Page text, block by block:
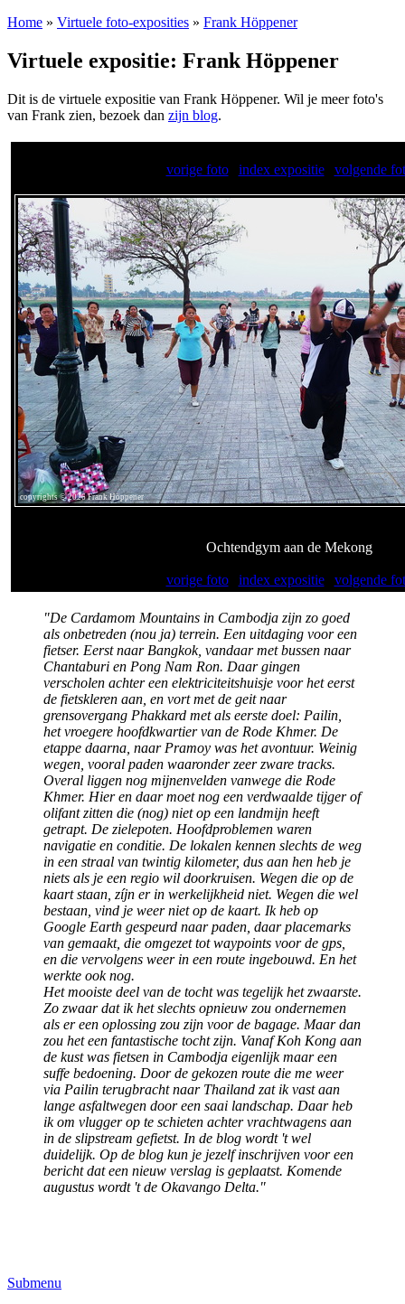
Home » Virtuele foto-exposities » Frank Höppener
Virtuele expositie: Frank Höppener
Dit is de virtuele expositie van Frank Höppener. Wil je meer foto's
van Frank zien, bezoek dan zijn blog.
vorige foto| index expositie| volgende
copyrights © 2026 Frank Höppener
Ochtendgym aan de Mekong
vorige foto| index expositie| volgende
"De Cardamom Mountains in Cambodja zijn zo goed
als onbetreden (nou ja) terrein. Een uitdaging voor een
fietser. Eerst naar Bangkok, vandaar met bussen naar
Chantaburi en Pong Nam Ron. Daar gingen
verscholen achter een elektriciteitshuisje voor het eerst
de fietskleren aan, en vort met de geit naar
grensovergang Phakkard met als eerste doel: Pailin,
het vroegere hoofdkwartier van de Rode Khmer. De
etappe daarna, naar Pramoy was het avontuur. Weinig
wegen, vooral paden waaronder zeer zware tracks.
Overal liggen nog mijnenvelden vanwege die Rode
Khmer. Hier en daar moet nog een verdwaalde tijger of
olifant zitten die (nog) niet op een landmijn heeft
getrapt. De zielepoten. Hoofdproblemen waren
navigatie en conditie. De lokalen kennen slechts de weg
in een straal van twintig kilometer, dus aan hen heb je
niets als je een regio wil doorkruisen. Wegen die op de
kaart staan, zíjn er in werkelijkheid niet. Wegen die wel
bestaan, vind je weer niet op de kaart. Ik heb op
Google Earth gespeurd naar paden, daar placemarks
van gemaakt, die omgezet tot waypoints voor de gps,
en die vervolgens weer in een route ingebouwd. En het
werkte ook nog.
Het mooiste deel van de tocht was tegelijk het zwaarste.
Zo zwaar dat ik het slechts opnieuw zou ondernemen
als er een oplossing zou zijn voor de bagage. Maar dan
zou het een fantastische tocht zijn. Vanaf Koh Kong aan
de kust was fietsen in Cambodja eigenlijk maar een
suffe bedoening. Door de gekozen route die me weer
via Pailin terugbracht naar Thailand zat ik vast aan
lange asfaltwegen door een saai landschap. Daar heb
ik om vlugger op te schieten achter vrachtwagens aan
in de slipstream gefietst. In de blog wordt 't wel
duidelijk. Op de blog kun je jezelf inschrijven voor een
bericht dat een nieuw verslag is geplaatst. Komende
augustus wordt 't de Okavango Delta."
Submenu